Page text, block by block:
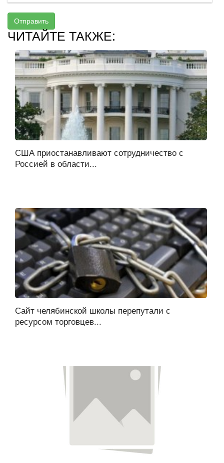
Отправить
ЧИТАЙТЕ ТАКЖЕ:
США приостанавливают сотрудничество с
Россией в области...
Сайт челябинской школы перепутали с
ресурсом торговцев...